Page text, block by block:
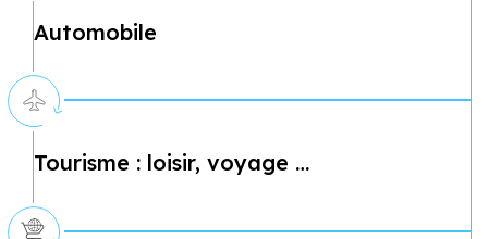
Automobile
Tourisme : loisir, voyage …